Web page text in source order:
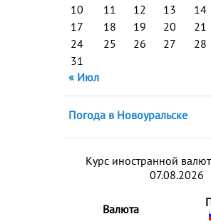
10
11 12 13 14
17
18 19 20 21
24
25 26 27 28
31
« Июл
Погода в Новоуральске
Курс иностранной
07.08.2026
Валюта